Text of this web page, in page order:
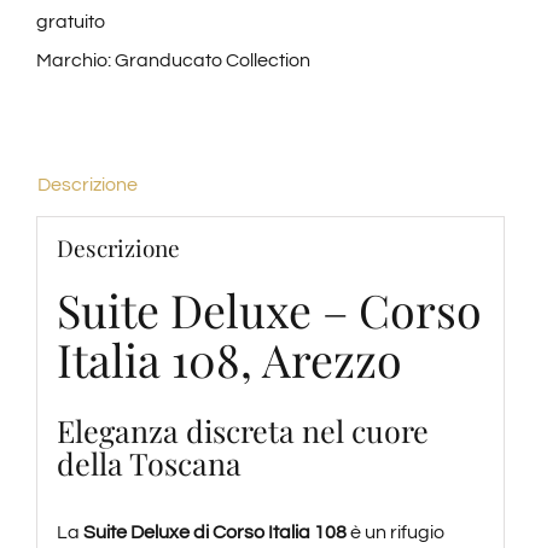
gratuito
Marchio:Granducato Collection
Descrizione
Descrizione
Suite Deluxe – Corso
Italia 108, Arezzo
Eleganza discreta nel cuore
della Toscana
La Suite Deluxe di Corso Italia 108è un rifugio